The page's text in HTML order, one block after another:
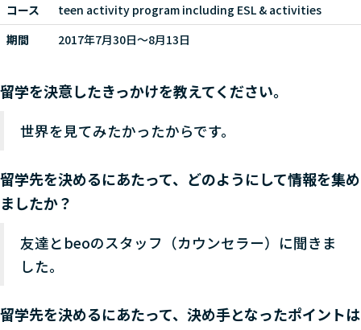
コース
teen activity program including ESL & activities
期間
2017年7月30日～8月13日
留学を決意したきっかけを教えてください。
世界を見てみたかったからです。
留学先を決めるにあたって、どのようにして情報を集め
ましたか？
友達とbeoのスタッフ（カウンセラー）に聞きま
した。
留学先を決めるにあたって、決め手となったポイントは